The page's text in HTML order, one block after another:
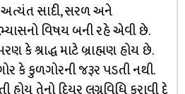
સાદી, સરળ અને
વિષય બની રહે એવી છે.
કે શ્રાદ્ધ માટે બ્રાહ્મણ હોય છે.
કે કુળગોરની જરૂર પડતી નથી.